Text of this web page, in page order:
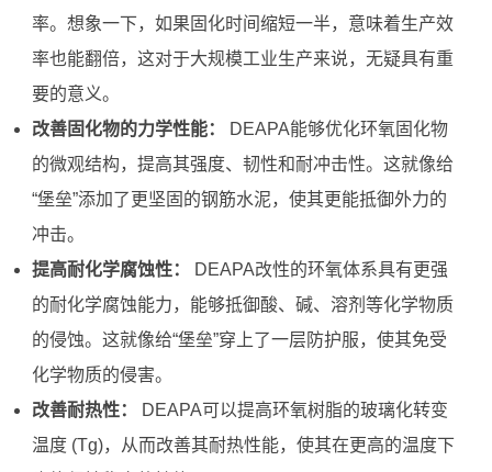
率。想象一下，如果固化时间缩短一半，意味着生产效
率也能翻倍，这对于大规模工业生产来说，无疑具有重
要的意义。
改善固化物的力学性能：
DEAPA能够优化环氧固化物
的微观结构，提高其强度、韧性和耐冲击性。这就像给
“堡垒”添加了更坚固的钢筋水泥，使其更能抵御外力的
冲击。
提高耐化学腐蚀性：
DEAPA改性的环氧体系具有更强
的耐化学腐蚀能力，能够抵御酸、碱、溶剂等化学物质
的侵蚀。这就像给“堡垒”穿上了一层防护服，使其免受
化学物质的侵害。
改善耐热性：
DEAPA可以提高环氧树脂的玻璃化转变
温度 (Tg)，从而改善其耐热性能，使其在更高的温度下